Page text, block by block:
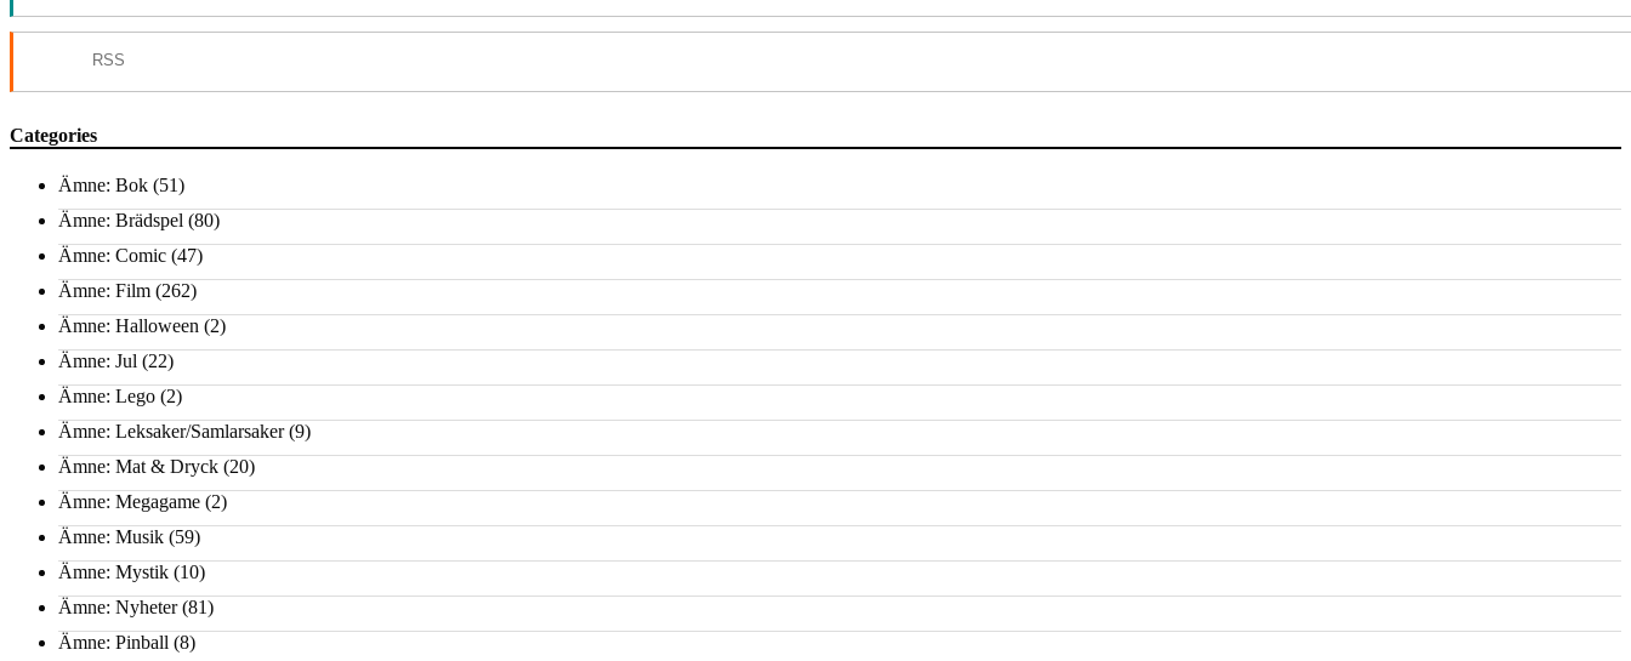
RSS
Categories
Ämne: Bok (51)
Ämne: Brädspel (80)
Ämne: Comic (47)
Ämne: Film (262)
Ämne: Halloween (2)
Ämne: Jul (22)
Ämne: Lego (2)
Ämne: Leksaker/Samlarsaker(9)
Ämne: Mat & Dryck (20)
Ämne: Megagame (2)
Ämne: Musik (59)
Ämne: Mystik (10)
Ämne: Nyheter(81)
Ämne: Pinball (8)